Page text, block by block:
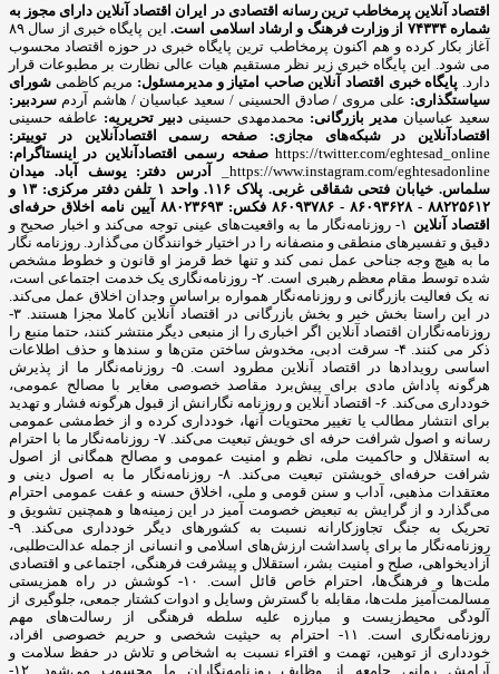
اقتصاد آنلاین پرمخاطب ترین رسانه اقتصادی در ایران اقتصاد آنلاین دارای مجوز به
شماره ۷۴۳۳۴ از وزارت فرهنگ و ارشاد اسلامی است.
این پایگاه خبری از سال ۸۹
آغاز بکار کرده و هم اکنون پرمخاطب ترین پایگاه خبری در حوزه اقتصاد محسوب
می شود. این پایگاه خبری زیر نظر مستقیم هیات عالی نظارت بر مطبوعات قرار
دارد. پایگاه خبری اقتصاد آنلاین صاحب امتیاز و مدیرمسئول: مریم کاظمی شورای
سیاستگذاری: علی مروی / صادق الحسینی / سعید عباسیان / هاشم آردم سردبیر:
سعید عباسیان مدیر بازرگانی: محمدمهدی حسینی دبیر تحریریه: عاطفه حسینی
اقتصادآنلاین در شبکه‌های مجازی:
صفحه رسمی اقتصادآنلاین در توییتر:
https://twitter.com/eghtesad_online صفحه رسمی اقتصادآنلاین در اینستاگرام:
https://www.instagram.com/eghtesadonline_
آدرس دفتر: یوسف آباد. میدان
سلماس. خیابان فتحی شقاقی غربی. پلاک ۱۱۶. واحد ۱
تلفن دفتر مرکزی: ۱۳ و
۸۸۲۲۵۶۱۲ - ۸۶۰۹۳۶۲۸ - ۸۶۰۹۳۷۸۶ فکس: ۸۸۰۲۳۶۹۳
آیین نامه اخلاق حرفه‌ای
اقتصاد آنلاین
۱- روزنامه‌نگار ما به واقعیت‌های عینی توجه می‌کند و اخبار صحیح و
دقیق و تفسیرهای منطقی و منصفانه را در اختیار خوانندگان می‌گذارد. روزنامه نگار
ما به هیچ وجه جناحی عمل نمی کند و تنها خط قرمز او قانون و خطوط مشخص
شده توسط مقام معظم رهبری است. ۲- روزنامه‌نگاری یک خدمت اجتماعی است،
نه یک فعالیت بازرگانی و روزنامه‌نگار همواره براساس وجدان اخلاق عمل می‌کند.
در این راستا بخش خبر و بخش بازرگانی در اقتصاد آنلاین کاملا مجزا هستند. ۳-
روزنامه‌نگاران اقتصاد آنلاین اگر اخباری را از منبعی دیگر منتشر کنند، حتما منبع را
ذکر می کنند. ۴- سرقت ادبی، مخدوش ساختن متن‌ها و سندها و حذف اطلاعات
اساسی رویدادها در اقتصاد آنلاین مطرود است. ۵- روزنامه‌نگار ما از پذیرش
هرگونه پاداش مادی برای پیش‌برد مقاصد خصوصی مغایر با مصالح عمومی،
خودداری می‌کند. ۶- اقتصاد آنلاین و روزنامه نگارانش از قبول هرگونه فشار و تهدید
برای انتشار مطالب یا تغییر محتویات آنها، خودداری کرده و از خط‌مشی عمومی
رسانه و اصول شرافت حرفه ای خویش تبعیت می‌کند. ۷- روزنامه‌نگار ما با احترام
به استقلال و حاکمیت ملی، نظم و امنیت عمومی و مصالح همگانی از اصول
شرافت حرفه‌ای خویشتن تبعیت می‌کند. ۸- روزنامه‌نگار ما به اصول دینی و
معتقدات مذهبی، آداب و سنن قومی و ملی، اخلاق حسنه و عفت عمومی احترام
می‌گذارد و از گرایش به تبعیض خصومت آمیز در این زمینه‌ها و همچنین تشویق و
تحریک به جنگ تجاوزکارانه نسبت به کشورهای دیگر خودداری می‌کند. ۹-
روزنامه‌نگار ما برای پاسداشت ارزش‌های اسلامی و انسانی از جمله عدالت‌طلبی،
آزادیخواهی، صلح و امنیت بشر، استقلال و پیشرفت فرهنگی، اجتماعی و اقتصادی
ملت‌ها و فرهنگ‌ها، احترام خاص قائل است. ۱۰- کوشش در راه همزیستی
مسالمت‌آمیز ملت‌ها، مقابله با گسترش وسایل و ادوات کشتار جمعی، جلوگیری از
آلودگی محیط‌زیست و مبارزه علیه سلطه فرهنگی از رسالت‌های مهم
روزنامه‌نگاری است. ۱۱- احترام به حیثیت شخصی و حریم خصوصی افراد،
خودداری از توهین، تهمت و افتراء نسبت به اشخاص و تلاش در حفظ سلامت و
آرامش روانی جامعه از وظایف روزنامه‌نگاران ما محسوب می‌شود. ۱۲-